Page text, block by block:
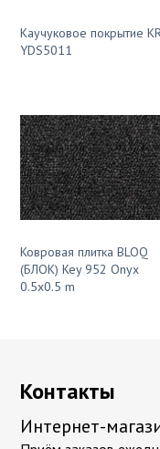
Каучуковое покрытие
YDS5011
Ковровая плитка BLOQ
(БЛОК) Key 952 Onyx
0.5x0.5 m
Контакты
Интернет-